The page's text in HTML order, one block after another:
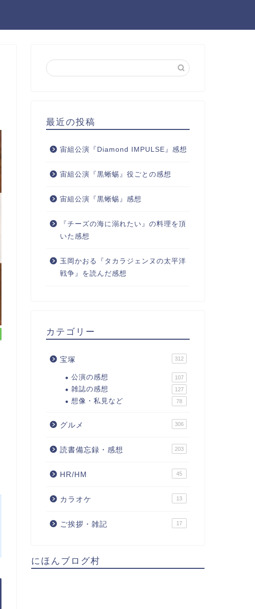
最近の投稿
宙組公演『Diamond IMPULSE』感想
宙組公演『黒蜥蜴』役ごとの感想
宙組公演『黒蜥蜴』感想
『チーズの海に溺れたい』の料理を頂
いた感想
玉岡かおる『タカラジェンヌの太平洋
戦争』を読んだ感想
カテゴリー
宝塚 312
公演の感想 107
雑誌の感想 127
想像・私見など 78
グルメ 306
読書備忘録・感想 203
HR/HM 45
カラオケ 13
ご挨拶・雑記 17
にほんブログ村